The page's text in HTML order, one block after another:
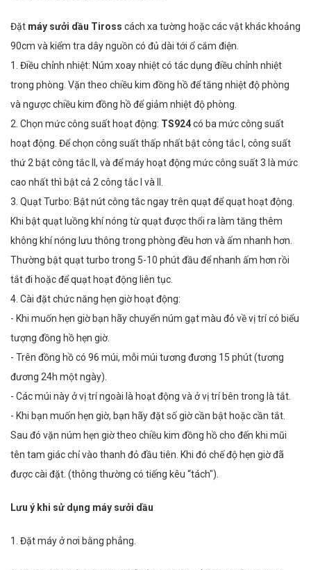
Đặt máy sưởi dầu Tiross cách xa tường hoặc các vật khác khoảng
90cm và kiểm tra dây nguồn có đủ dài tới ổ cắm điện.
1. Điều chỉnh nhiệt: Núm xoay nhiệt có tác dụng điều chỉnh nhiệt
trong phòng. Vặn theo chiều kim đồng hồ để tăng nhiệt độ phòng
và ngược chiều kim đồng hồ để giảm nhiệt độ phòng.
2. Chọn mức công suất hoạt động: TS924có ba mức công suất
hoạt động. Để chọn công suất thấp nhất bật công tắc I, công suất
thứ 2 bật công tắc II, và để máy hoạt động mức công suất 3 là mức
cao nhất thì bật cả 2 công tắc I và II.
3. Quạt Turbo: Bật nút công tắc ngay trên quạt để quạt hoạt động.
Khi bật quạt luồng khí nóng từ quạt được thổi ra làm tăng thêm
không khí nóng lưu thông trong phòng đều hơn và ấm nhanh hơn.
Thường bật quạt turbo trong 5-10 phút đầu để nhanh ấm hơn rồi
tắt đi hoặc để quạt hoạt động liên tục.
4. Cài đặt chức năng hẹn giờ hoạt động:
- Khi muốn hẹn giờ bạn hãy chuyển núm gạt màu đỏ về vị trí có biểu
tượng đồng hồ hẹn giờ.
- Trên đồng hồ có 96 múi, mỗi múi tương đương 15 phút (tương
đương 24h một ngày).
- Các múi này ở vị trí ngoài là hoạt động và ở vị trí bên trong là tắt.
- Khi bạn muốn hẹn giờ, bạn hãy đặt số giờ cần bật hoặc cần tắt.
Sau đó vặn núm hẹn giờ theo chiều kim đồng hồ cho đến khi mũi
tên tam giác chỉ vào thanh đỏ đầu tiên. Khi đó chế độ hẹn giờ đã
được cài đặt. (thông thường có tiếng kêu “tách").
Lưu ý khi sử dụng máy sưởi dầu
1. Đặt máy ở nơi bằng phẳng.